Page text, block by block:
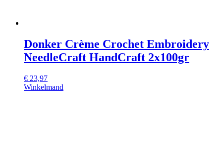
Donker Crème Crochet Embroidery
NeedleCraft HandCraft 2x100gr
€ 23,97
Winkelmand